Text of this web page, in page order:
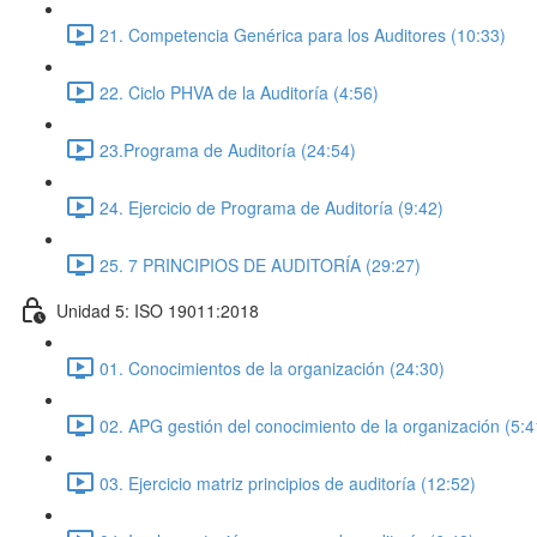
21. Competencia Genérica para los Auditores (10:33)
22. Ciclo PHVA de la Auditoría (4:56)
23.Programa de Auditoría (24:54)
24. Ejercicio de Programa de Auditoría (9:42)
25. 7 PRINCIPIOS DE AUDITORÍA (29:27)
Unidad 5: ISO 19011:2018
01. Conocimientos de la organización (24:30)
02. APG gestión del conocimiento de la organización
03. Ejercicio matriz principios de auditoría (12:52)